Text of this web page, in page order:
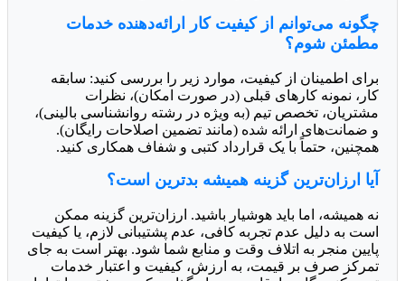
چگونه می‌توانم از کیفیت کار ارائه‌دهنده خدمات
مطمئن شوم؟
برای اطمینان از کیفیت، موارد زیر را بررسی کنید: سابقه
کار، نمونه کارهای قبلی (در صورت امکان)، نظرات
مشتریان، تخصص تیم (به ویژه در رشته روانشناسی بالینی)،
و ضمانت‌های ارائه شده (مانند تضمین اصلاحات رایگان).
همچنین، حتماً با یک قرارداد کتبی و شفاف همکاری کنید.
آیا ارزان‌ترین گزینه همیشه بدترین است؟
نه همیشه، اما باید هوشیار باشید. ارزان‌ترین گزینه ممکن
است به دلیل عدم تجربه کافی، عدم پشتیبانی لازم، یا کیفیت
پایین منجر به اتلاف وقت و منابع شما شود. بهتر است به جای
تمرکز صرف بر قیمت، به ارزش، کیفیت و اعتبار خدمات